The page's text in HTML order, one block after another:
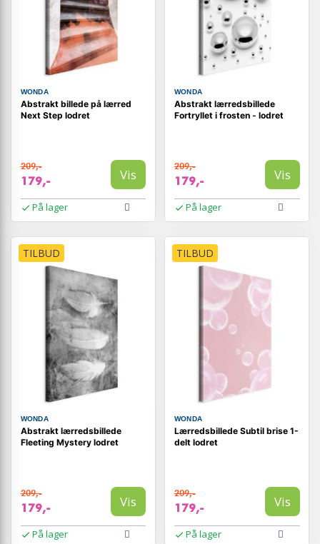
WONDA
Abstrakt billede på lærred
Next Step lodret
209,-
179,- Vis
På lager
WONDA
Abstrakt lærredsbillede
Fortryllet i frosten - lodret
209,-
179,- Vis
På lager
TILBUD
WONDA
Abstrakt lærredsbillede
Fleeting Mystery lodret
209,-
179,- Vis
På lager
TILBUD
WONDA
Lærredsbillede Subtil brise 1-
delt lodret
209,-
179,- Vis
På lager